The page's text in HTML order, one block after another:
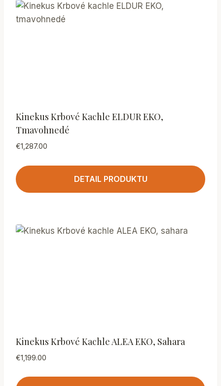
Kinekus Krbové Kachle ELDUR EKO,
Tmavohnedé
€1,287.00
DETAIL PRODUKTU
Kinekus Krbové Kachle ALEA EKO, Sahara
€1,199.00